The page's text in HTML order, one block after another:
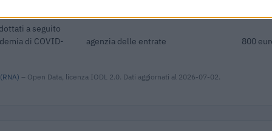
a seguito
di COVID-
agenzia delle entrate 800
– Open Data, licenza IODL 2.0. Dati aggiornati al 2026-07-02.